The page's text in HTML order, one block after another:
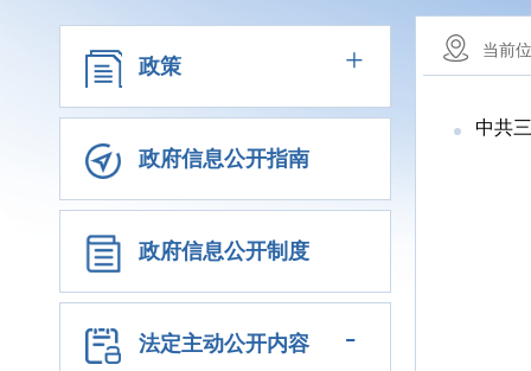
政策 +
政府信息公开指南
政府信息公开制度
法定主动公开内容 -
当前
中共三